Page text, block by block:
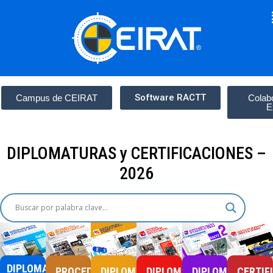
Campus de CEIRAT Software RACTT
DIPLOMATURAS y CERTIFICACIONES –
2026
DIPLOMATURA